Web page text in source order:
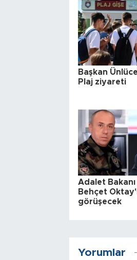
Başkan
Plaj ziyareti
Adalet
Behçet
görüşecek
Yorumlar